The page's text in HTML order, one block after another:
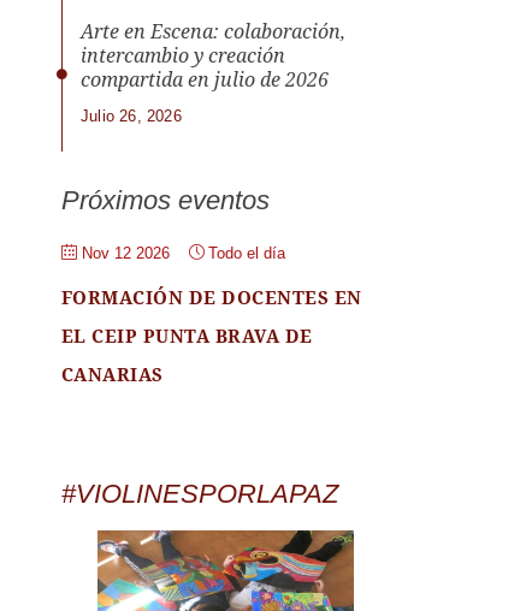
Arte en Escena: colaboración,
intercambio y creación
compartida en julio de 2026
Julio 26, 2026
Próximos eventos
Nov 12 2026 Todo el día
FORMACIÓN DE DOCENTES EN
EL CEIP PUNTA BRAVA DE
CANARIAS
#VIOLINESPORLAPAZ